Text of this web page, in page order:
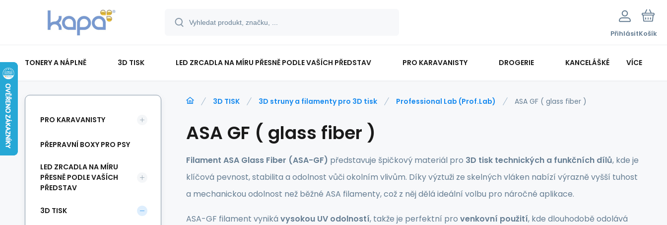
PřihlásitKošík
TONERY A NÁPLNĚ 3D TISK LED ZRCADLA NA MÍRU PŘESNĚ PODLE VAŠÍCH PŘEDSTAV PRO KARAVANISTY DROGERIE KANCELÁŠKÉ POTŘEBY
PAPÍR-ETIKETY-BLOKY-OBÁLKY TISKOPISY PRO ŠKOLÁKY KANCELÁŘSKÁ TECHNIKA
VÍCE
3D TISK 3D struny a filamenty pro 3D tisk Professional Lab (Prof.Lab) ASA GF ( glass fiber )
ASA GF ( glass fiber )
Filament ASA Glass Fiber (ASA-GF) představuje špičkový materiál pro 3D tisk technických a funkčních dílů, kde je
klíčová pevnost, stabilita a odolnost vůči okolním vlivům. Díky výztuži ze skelných vláken nabízí výrazně vyšší tuhost
a mechanickou odolnost než běžné ASA filamenty, což z něj dělá ideální volbu pro náročné aplikace.
ASA-GF filament vyniká vysokou UV odolností, takže je perfektní pro venkovní použití, kde dlouhodobě odolává
PRO KARAVANISTY
PŘEPRAVNÍ BOXY PRO PSY
LED ZRCADLA NA MÍRU
PŘESNĚ PODLE VAŠÍCH
PŘEDSTAV
3D TISK